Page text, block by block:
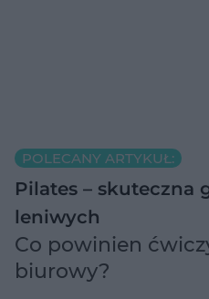
POLECANY ARTYKUŁ:
Pilates – skuteczna
leniwych
Co powinien
biurowy?